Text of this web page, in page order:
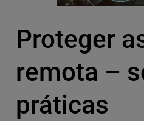
Proteger
remota –
práticas